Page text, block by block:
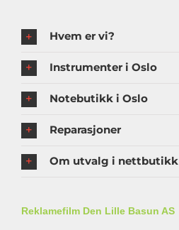
Hvem er vi?
Instrumenter i Oslo
Notebutikk i Oslo
Reparasjoner
Om utvalg i nettbutikk
Reklamefilm Den Lille Basun AS